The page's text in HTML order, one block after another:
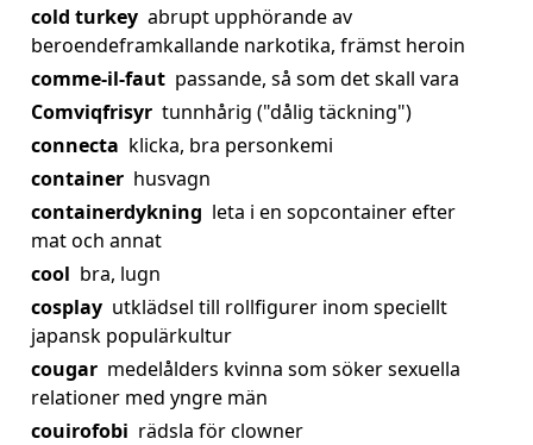
cold turkey abrupt upphörande av
beroendeframkallande narkotika, främst heroin
comme-il-faut passande, så som det skall vara
Comviqfrisyr tunnhårig ("dålig täckning")
connecta klicka, bra personkemi
container husvagn
containerdykning leta i en sopcontainer efter
mat och annat
cool bra, lugn
cosplay utklädsel till rollfigurer inom speciellt
japansk populärkultur
cougar medelålders kvinna som söker sexuella
relationer med yngre män
couirofobi rädsla för clowner